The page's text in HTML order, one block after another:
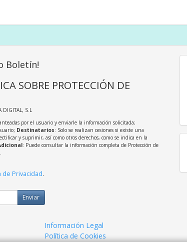
Boletín!
SOBRE PROTECCIÓN DE
DIGITAL, S.L
por el usuario y enviarle la información solicitada;
Destinatarios: Solo se realizan cesiones si existe una
y suprimir, así como otros derechos, como se indica en la
: Puede consultar la información completa de Protección de
.
de Privacidad.
Enviar
Información Legal
Política de Cookies